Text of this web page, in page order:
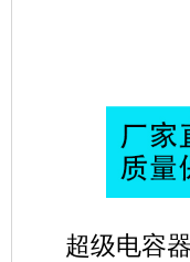
超级电容器